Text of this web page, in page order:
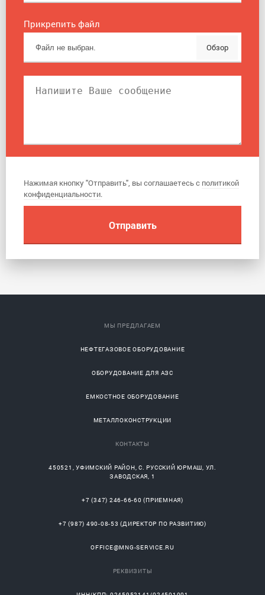
Прикрепить файл
Обзор
Нажимая кнопку "Отправить", вы соглашаетесь с политикой
конфиденциальности.
МЫ ПРЕДЛАГАЕМ
НЕФТЕГАЗОВОЕ ОБОРУДОВАНИЕ
ОБОРУДОВАНИЕ ДЛЯ АЗС
ЕМКОСТНОЕ ОБОРУДОВАНИЕ
МЕТАЛЛОКОНСТРУКЦИИ
КОНТАКТЫ
450521 ,УФИМСКИЙ РАЙОН, С.РУССКИЙ ЮРМАШ, УЛ.
ЗАВОДСКАЯ, 1
+7 (347) 246-66-60 (ПРИЕМНАЯ)
+7 (987) 490-08-53 (ДИРЕКТОР ПО РАЗВИТИЮ)
OFFICE@MNG-SERVICE.RU
РЕКВИЗИТЫ